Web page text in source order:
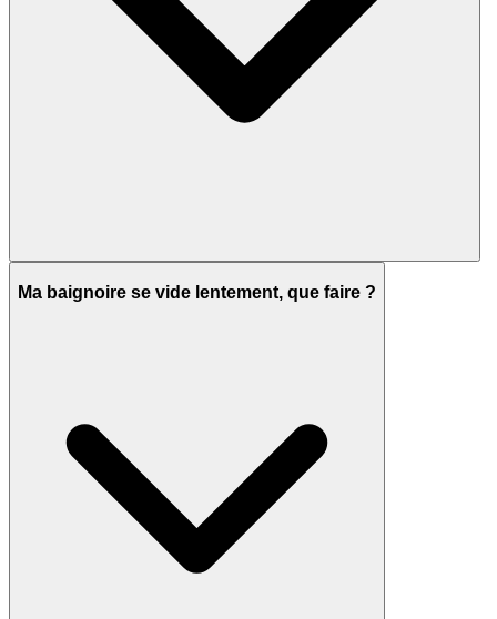
Ma baignoire se vide lentement, que faire ?